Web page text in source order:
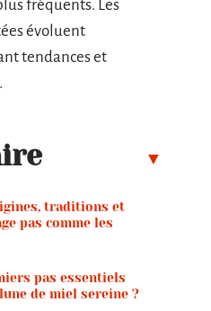
fréquents. Les
évoluent
tendances et
traditions et
pas comme les
pas essentiels
de miel sereine ?